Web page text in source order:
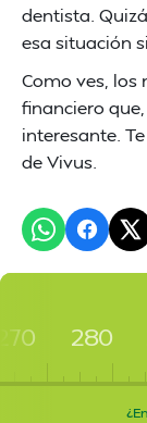
dentista.
esa situación
Como ves, los
financiero
interesante.
de Vivus.
280